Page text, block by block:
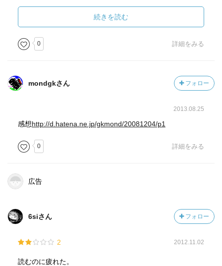
続きを読む
0 詳細をみる
mondgkさん フォロー
2013.08.25
感想http://d.hatena.ne.jp/gkmond/20081204/p1
0 詳細をみる
広告
6siさん フォロー
2 2012.11.02
読むのに疲れた。